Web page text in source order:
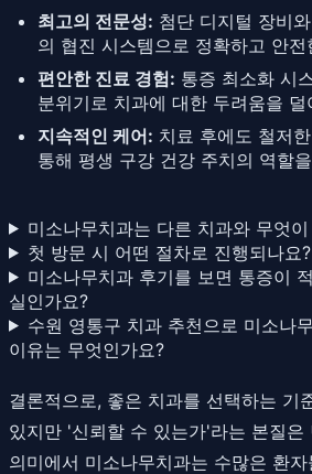
최고의 전문성: 첨단 디지털 장비
의 협진 시스템으로 정확하고 안
편안한 진료 경험: 통증 최소화 시
분위기로 치과에 대한 두려움을 덜
지속적인 케어: 치료 후에도 철저
통해 평생 구강 건강 주치의 역할
미소나무치과는 다른 치과와 무엇
첫 방문 시 어떤 절차로 진행되나요?
미소나무치과 후기를 보면 통증이
실인가요?
수원 영통구 치과 추천으로 미소나
이유는 무엇인가요?
결론적으로, 좋은 치과를 선택하는 기
있지만 '신뢰할 수 있는가'라는 본질은
의미에서 미소나무치과는 수많은 환